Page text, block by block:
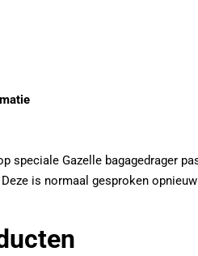
speciale Gazelle bagagedrager
is normaal gesproken